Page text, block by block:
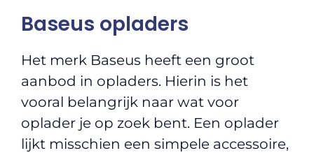
Baseus opladers
Het merk Baseus heeft een groot
aanbod in opladers. Hierin is het
vooral belangrijk naar wat voor
oplader je op zoek bent. Een oplader
lijkt misschien een simpele accessoire,